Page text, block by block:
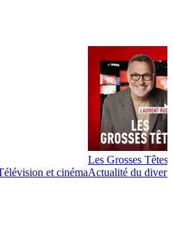
et cinéma
Les Grosses Têtes
Actualité du